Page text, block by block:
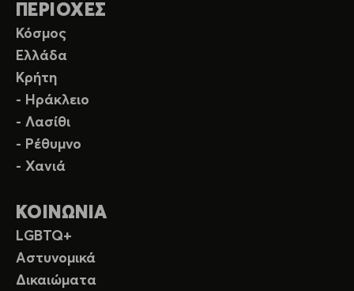
ΠΕΡΙΟΧΕΣ
Κόσμος
Ελλάδα
Κρήτη
- Ηράκλειο
- Λασίθι
- Ρέθυμνο
- Χανιά
ΚΟΙΝΩΝΙΑ
LGBTQ+
Αστυνομικά
Δικαιώματα